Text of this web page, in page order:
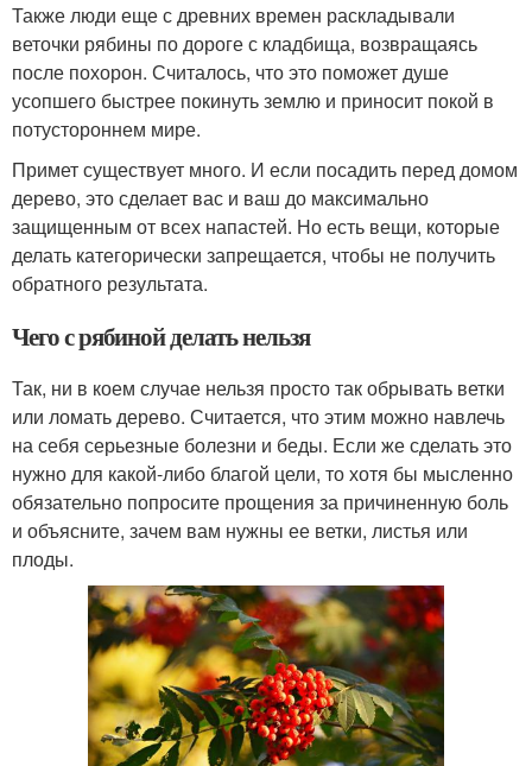
Также люди еще с древних времен раскладывали
веточки рябины по дороге с кладбища, возвращаясь
после похорон. Считалось, что это поможет душе
усопшего быстрее покинуть землю и приносит покой в
потустороннем мире.
Примет существует много. И если посадить перед домом
дерево, это сделает вас и ваш до максимально
защищенным от всех напастей. Но есть вещи, которые
делать категорически запрещается, чтобы не получить
обратного результата.
Чего с рябиной делать нельзя
Так, ни в коем случае нельзя просто так обрывать ветки
или ломать дерево. Считается, что этим можно навлечь
на себя серьезные болезни и беды. Если же сделать это
нужно для какой-либо благой цели, то хотя бы мысленно
обязательно попросите прощения за причиненную боль
и объясните, зачем вам нужны ее ветки, листья или
плоды.